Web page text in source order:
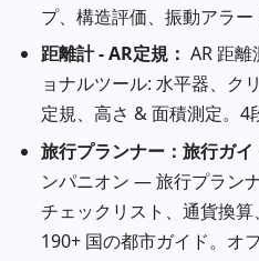
プ、構造評価、振動アラー
距離計 - AR定規： AR 距
ョナルツール: 水平器、ク
定規、高さ & 面積測定。4
旅行プランナー：旅行ガイ
ンパニオン — 旅行プラン
チェックリスト、通貨換算
190+ 国の都市ガイド。オ